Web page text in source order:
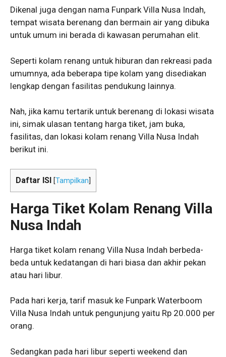
Dikenal juga dengan nama Funpark Villa Nusa Indah,
tempat wisata berenang dan bermain air yang dibuka
untuk umum ini berada di kawasan perumahan elit.
Seperti kolam renang untuk hiburan dan rekreasi pada
umumnya, ada beberapa tipe kolam yang disediakan
lengkap dengan fasilitas pendukung lainnya.
Nah, jika kamu tertarik untuk berenang di lokasi wisata
ini, simak ulasan tentang harga tiket, jam buka,
fasilitas, dan lokasi kolam renang Villa Nusa Indah
berikut ini.
Daftar ISI [Tampilkan
Harga Tiket Kolam Renang Villa
Nusa Indah
Harga tiket kolam renang Villa Nusa Indah berbeda-
beda untuk kedatangan di hari biasa dan akhir pekan
atau hari libur.
Pada hari kerja, tarif masuk ke Funpark Waterboom
Villa Nusa Indah untuk pengunjung yaitu Rp 20.000 per
orang.
Sedangkan pada hari libur seperti weekend dan